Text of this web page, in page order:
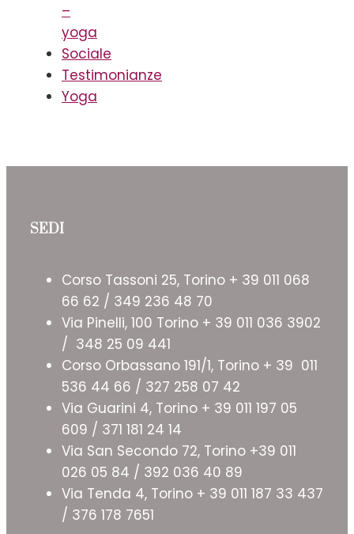
–
yoga
Sociale
Testimonianze
Yoga
SEDI
Corso Tassoni 25, Torino + 39 011 068
66 62 / 349 236 48 70
Via Pinelli, 100 Torino + 39 011 036 3902
/ 348 25 09 441
Corso Orbassano 191/1, Torino + 39 011
536 44 66 / 327 258 07 42
Via Guarini 4, Torino + 39 011 197 05
609 / 371 181 24 14
Via San Secondo 72, Torino +39 011
026 05 84 / 392 036 40 89
Via Tenda 4, Torino + 39 011 187 33 437
/ 376 178 7651